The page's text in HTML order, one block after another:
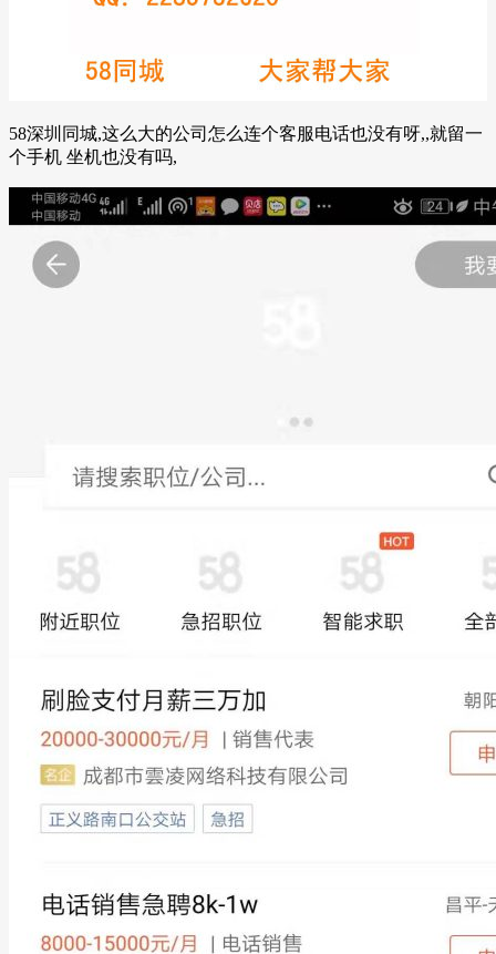
58深圳同城,这么大的公司怎么连个客服电话也没有呀,,就留一
个手机 坐机也没有吗,